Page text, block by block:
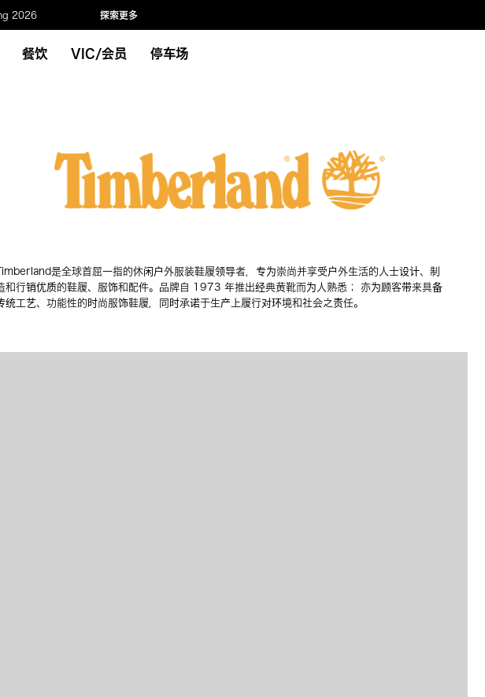
2026 探索更多
餐饮 VIC/会员 停车场
是全球首屈一指的休闲户外服装鞋履领导者，专为崇尚并享受户外生活的人士设计、制
和行销优质的鞋履、服饰和配件。品牌自 1973 年推出经典黄靴而为人熟悉； 亦为顾客带来具备
统工艺、功能性的时尚服饰鞋履，同时承诺于生产上履行对环境和社会之责任。